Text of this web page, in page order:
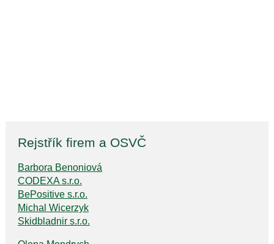
Rejstřík firem a OSVČ
Barbora Benoniová
CODEXA s.r.o.
BePositive s.r.o.
Michal Wicerzyk
Skidbladnir s.r.o.